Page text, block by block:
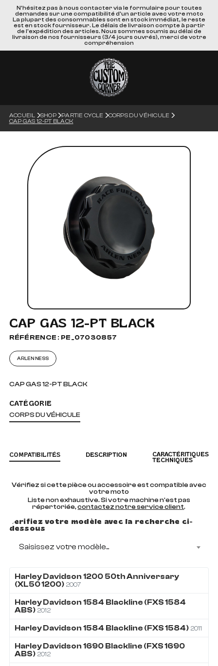
N'hésitez pas à nous contacter via le formulaire pour toutes
demandes sur une compatibilité d'un article avec votre moto
La plupart des consommables sont en stock immédiat, le reste
est en stock fournisseur. Le délais de livraison compte à partir
de l'expédition des articles. Nous sommes soumis au délai de
livraison de nos fournisseurs (3/4 jours ouvrés), merci de votre
compréhension
ACCUEIL SHOP PARTIE CYCLE
CORPS DU VÉHICULE
CAP GAS 12-PT BLACK
CAP GAS 12-PT BLACK
RÉFÉRENCE : PE_07030857
ARLEN NESS
CAP GAS 12-PT BLACK
CATÉGORIE
CORPS DU VÉHICULE
COMPATIBILITÉS DESCRIPTION
CARACTÉRITIQUES
TECHNIQUES
Vérifiez si cette pièce ou accessoire est compatible avec
votre moto
Liste non exhaustive. Si votre machine n'est pas
répertoriée,contactez notre service client.
Vérifiez votre modèle avec la recherche ci-
dessous
Saisissez votre modèle...
Harley Davidson 1200 50th Anniversary
(XL50 1200) 2007
Harley Davidson 1584 Blackline (FXS 1584
ABS) 2012
Harley Davidson 1584 Blackline (FXS 1584) 2011
Harley Davidson 1690 Blackline (FXS 1690
ABS) 2012